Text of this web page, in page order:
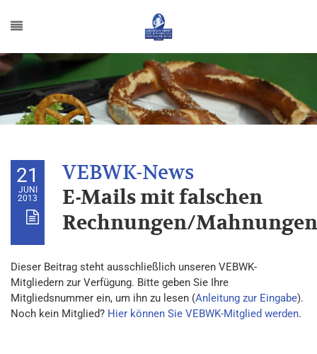
21
JUNI
2013
E-Mails mit falschen
Rechnungen/Mahnungen
Dieser Beitrag steht ausschließlich unseren VEBWK-
Mitgliedern zur Verfügung. Bitte geben Sie Ihre
Mitgliedsnummer ein, um ihn zu lesen (Anleitung zur Eingabe).
Noch kein Mitglied? Hier können Sie VEBWK-Mitglied werden.